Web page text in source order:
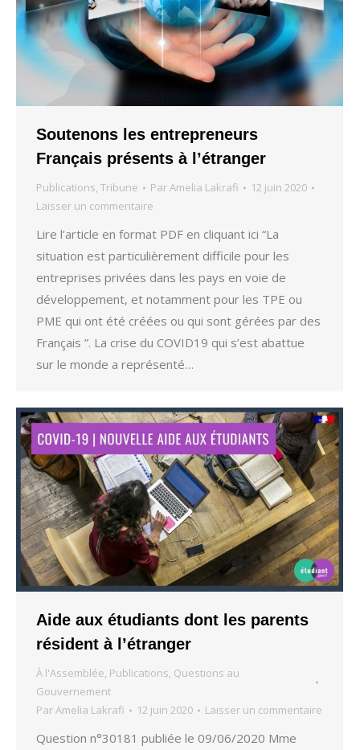
Soutenons les entrepreneurs
Français présents à l’étranger
Publications, Tribune ParAmelia Lakrafi
12 juin 2020
Laisser un commentaire
Lire l’article en format PDF en cliquant ici “La
situation est particulièrement difficile pour les
entreprises privées dans les pays en voie de
développement, et notamment pour les TPE ou
PME qui ont été créées ou qui sont gérées par des
Français ”. La crise du COVID19 qui s’est abattue
sur le monde a représenté…
Aide aux étudiants dont les parents
résident à l’étranger
À l'Assemblée, Publications, Questions au
Gouvernement
ParAmelia Lakrafi 12 juin 2020 Laisser un commentaire
Question n°30181 publiée le 09/06/2020 Mme